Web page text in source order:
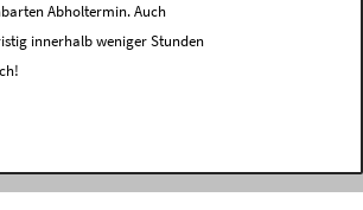
Abholtermin. Auch
innerhalb weniger Stunden